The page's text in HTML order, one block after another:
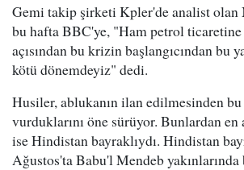
Gemi takip şirketi Kpler'de analist
bu hafta BBC'ye, "Ham petrol
açısından bu krizin başlangıcından bu
kötü dönemdeyiz" dedi.
Husiler, ablukanın ilan edilmesinden
vurduklarını öne sürüyor. Bunlardan
ise Hindistan bayraklıydı. Hindistan
Ağustos'ta Babu'l Mendeb yakınlarında